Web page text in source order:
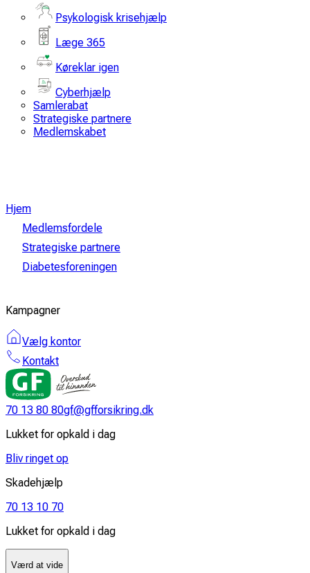
Psykologisk krisehjælp
Læge 365
Køreklar igen
Cyberhjælp
Samlerabat
Strategiske partnere
Medlemskabet
Hjem
Medlemsfordele
Strategiske partnere
Diabetesforeningen
Kampagner
Vælg kontor
Kontakt
70 13 80 80gf@gfforsikring.dk
Lukket for opkald i dag
Bliv ringet op
Skadehjælp
70 13 10 70
Lukket for opkald i dag
Værd at vide